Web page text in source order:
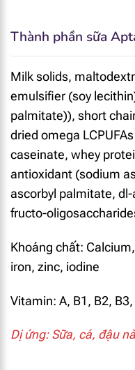
Thành phần sữa
Milk solids,
emulsifier (soy
palmitate)), short
dried omega
caseinate, whey
antioxidant (sodium
ascorbyl palmitate,
fructo-
Khoáng chất:
iron, zinc, iodine
Vitamin: A, B1, B2,
Dị ứng: Sữa, cá, đậu